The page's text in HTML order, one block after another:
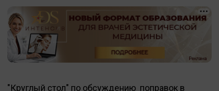
"Круглый стол" по обсуждению поправок в